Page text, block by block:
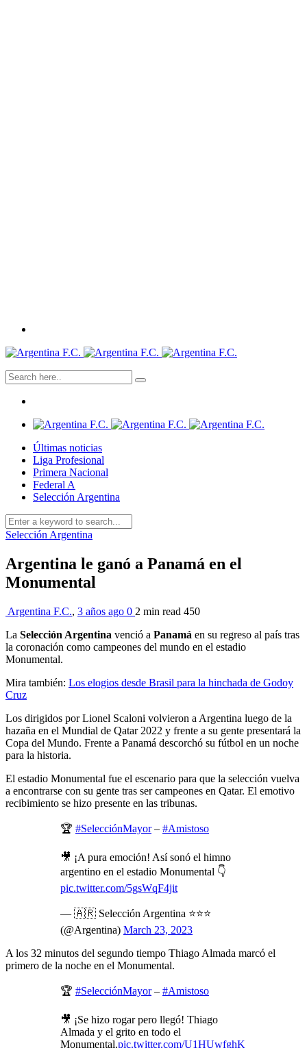
Últimas noticias
Liga Profesional
Primera Nacional
Federal A
Selección Argentina
Selección Argentina
Argentina le ganó a Panamá en el
Monumental
Argentina F.C., 3 años ago 0 2 min read 450
La Selección Argentina venció a Panamá en su regreso al país tras
la coronación como campeones del mundo en el estadio
Monumental.
Mira también: Los elogios desde Brasil para la hinchada de Godoy
Cruz
Los dirigidos por Lionel Scaloni volvieron a Argentina luego de la
hazaña en el Mundial de Qatar 2022 y frente a su gente presentará la
Copa del Mundo. Frente a Panamá descorchó su fútbol en un noche
para la historia.
El estadio Monumental fue el escenario para que la selección vuelva
a encontrarse con su gente tras ser campeones en Qatar. El emotivo
recibimiento se hizo presente en las tribunas.
🏆 #SelecciónMayor– #Amistoso
🎥 ¡A pura emoción! Así sonó el himno
argentino en el estadio Monumental 👇
pic.twitter.com/5gsWqF4jit
— 🇦🇷 Selección Argentina ⭐⭐⭐
(@Argentina) March 23, 2023
A los 32 minutos del segundo tiempo Thiago Almada marcó el
primero de la noche en el Monumental.
🏆 #SelecciónMayor– #Amistoso
🎥 ¡Se hizo rogar pero llegó! Thiago
Almada y el grito en todo el
Monumental.pic.twitter.com/U1HUwfghK